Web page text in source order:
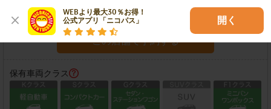
WEBより最大30％お得！
公式アプリ「ニコパス」
開く
営業時間：09:00-19:00
この店舗で予約する
保有車両クラス